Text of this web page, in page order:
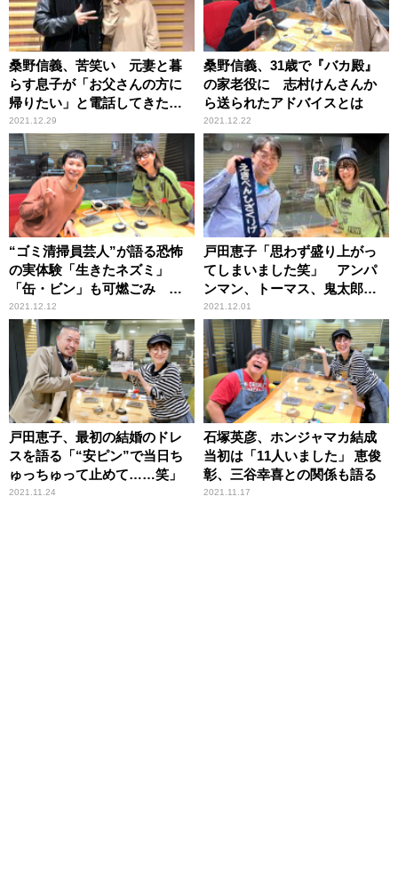
桑野信義、苦笑い 元妻と暮
らす息子が「お父さんの方に
帰りたい」と電話してきた理
由
2021.12.29
桑野信義、31歳で『バカ殿』
の家老役に 志村けんさんか
ら送られたアドバイスとは
2021.12.22
“ゴミ清掃員芸人”が語る恐怖
の実体験「生きたネズミ」
「缶・ビン」も可燃ごみ
「何でそんなことをするのか
な？」
2021.12.12
戸田恵子「思わず盛り上がっ
てしまいました笑」 アンパ
ンマン、トーマス、鬼太郎の
駅弁に感激
2021.12.01
戸田恵子、最初の結婚のドレ
スを語る「“安ピン”で当日ち
ゅっちゅって止めて……笑」
2021.11.24
石塚英彦、ホンジャマカ結成
当初は「11人いました」 恵俊
彰、三谷幸喜との関係も語る
2021.11.17